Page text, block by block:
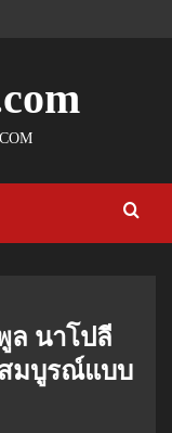
ล นาโปลี
มบูรณ์แบบ